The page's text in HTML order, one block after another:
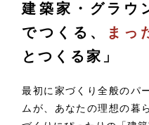
建築家・グラウ
でつくる、
まっ
とつくる家」
最初に家づくり全般のパ
ムが、あなたの理想の暮